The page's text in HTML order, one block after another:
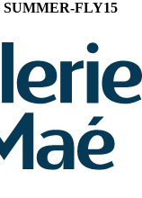
SUMMER-FLY15